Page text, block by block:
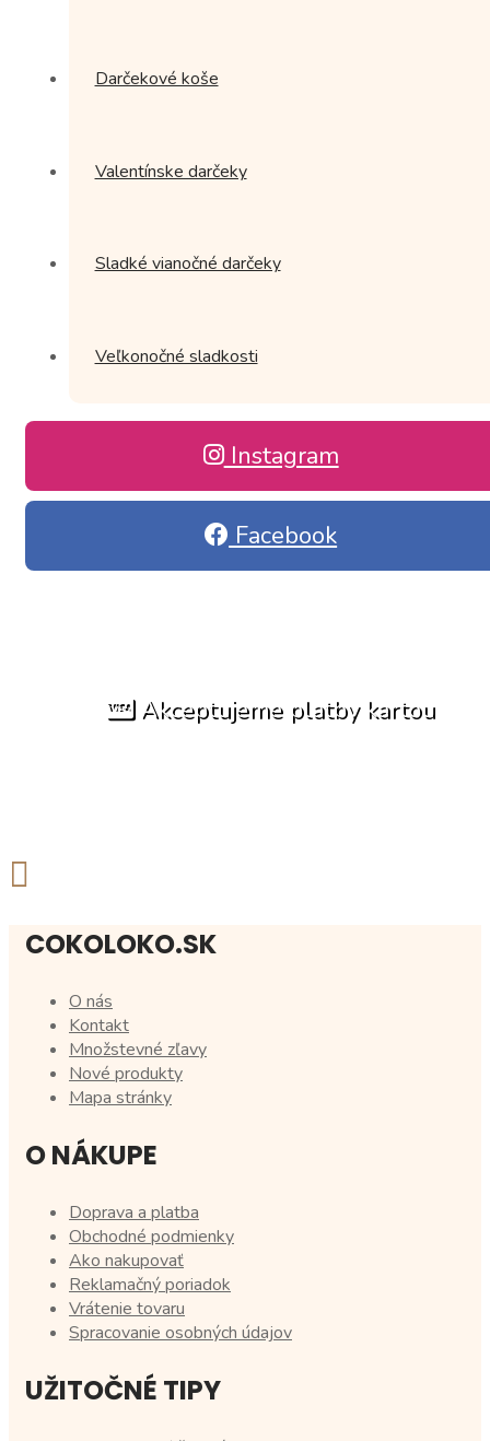
Darčekové koše
Valentínske darčeky
Sladké vianočné darčeky
Veľkonočné sladkosti
Instagram
Facebook
Akceptujeme platby kartou
COKOLOKO.SK
O nás
Kontakt
Množstevné zľavy
Nové produkty
Mapa stránky
O NÁKUPE
Doprava a platba
Obchodné podmienky
Ako nakupovať
Reklamačný poriadok
Vrátenie tovaru
Spracovanie osobných údajov
UŽITOČNÉ TIPY